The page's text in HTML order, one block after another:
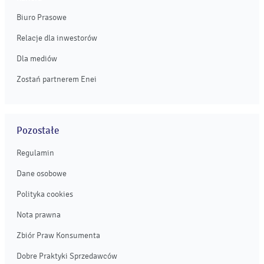
Biuro Prasowe
Relacje dla inwestorów
Dla mediów
Zostań partnerem Enei
Pozostałe
Regulamin
Dane osobowe
Polityka cookies
Nota prawna
Zbiór Praw Konsumenta
Dobre Praktyki Sprzedawców